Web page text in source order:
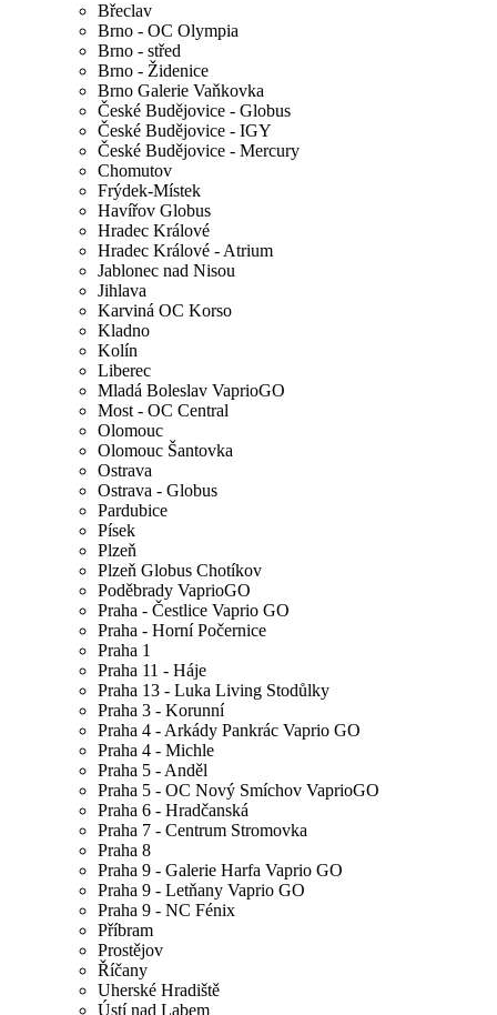
Břeclav
Brno - OC Olympia
Brno - střed
Brno - Židenice
Brno Galerie Vaňkovka
České Budějovice - Globus
České Budějovice - IGY
České Budějovice - Mercury
Chomutov
Frýdek-Místek
Havířov Globus
Hradec Králové
Hradec Králové - Atrium
Jablonec nad Nisou
Jihlava
Karviná OC Korso
Kladno
Kolín
Liberec
Mladá Boleslav VaprioGO
Most - OC Central
Olomouc
Olomouc Šantovka
Ostrava
Ostrava - Globus
Pardubice
Písek
Plzeň
Plzeň Globus Chotíkov
Poděbrady VaprioGO
Praha - Čestlice Vaprio GO
Praha - Horní Počernice
Praha 1
Praha 11 - Háje
Praha 13 - Luka Living Stodůlky
Praha 3 - Korunní
Praha 4 - Arkády Pankrác Vaprio GO
Praha 4 - Michle
Praha 5 - Anděl
Praha 5 - OC Nový Smíchov VaprioGO
Praha 6 - Hradčanská
Praha 7 - Centrum Stromovka
Praha 8
Praha 9 - Galerie Harfa Vaprio GO
Praha 9 - Letňany Vaprio GO
Praha 9 - NC Fénix
Příbram
Prostějov
Říčany
Uherské Hradiště
Ústí nad Labem